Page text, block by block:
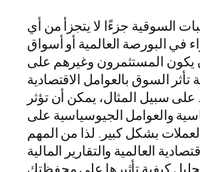
السوقية جزءًا لا يتجزأ من أي
في البورصة العالمية أو أسواق
يكون المستثمرون وغيرهم على
تأثر السوق بالعوامل الاقتصادية
على سبيل المثال، يمكن أن تؤثر
والعوامل الجيوسياسية على
بشكل كبير. لذا من المهم
العالمية والتقارير المالية